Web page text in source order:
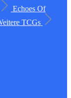
Echoes Of
TCGs